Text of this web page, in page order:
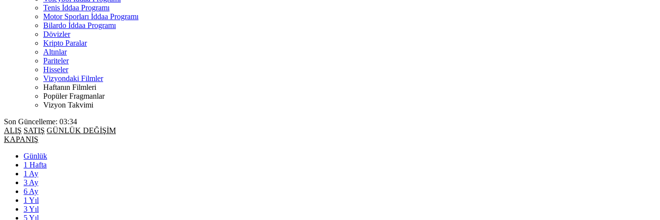
Tenis İddaa Programı
Motor Sporları İddaa Programı
Bilardo İddaa Programı
Dövizler
Kripto Paralar
Altınlar
Pariteler
Hisseler
Vizyondaki Filmler
Haftanın Filmleri
Popüler Fragmanlar
Vizyon Takvimi
Son Güncelleme: 03:34
ALIŞ SATIŞ GÜNLÜK DEĞİŞİM
KAPANIŞ
Günlük
1 Hafta
1 Ay
3 Ay
6 Ay
1 Yıl
3 Yıl
5 Yıl